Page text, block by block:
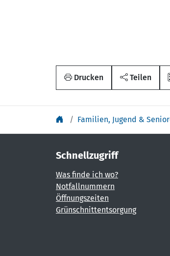
Drucken Teilen
Familien, Jugend &
Schnellzugriff
Was finde ich wo?
Notfallnummern
Öffnungszeiten
Grünschnittentsorgung